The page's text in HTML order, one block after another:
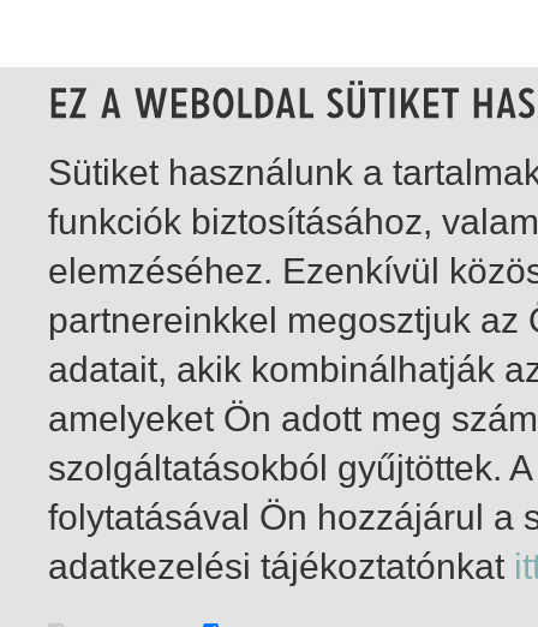
1-11 / total 11 hit
Sütiket használunk a
funkciók biztosításához,
elemzéséhez. Ezenkívül
partnereinkkel megosztjuk
adatait, akik kombinálhatják
amelyeket Ön adott meg
szolgáltatásokból gyűjtöttek.
folytatásával Ön hozzájárul a
adatkezelési tájékoztatónkat